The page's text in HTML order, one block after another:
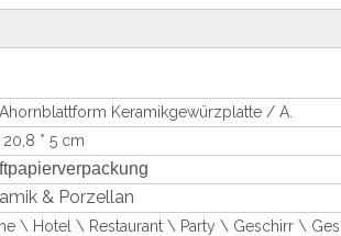
Keramikgewürzplatte / A.
20,8 * 5 cm
& Porzellan
\ Hotel \ Restaurant \ Party \ Geschirr \